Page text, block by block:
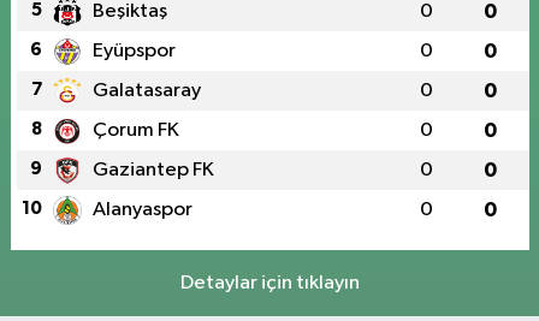
5 Beşiktaş 0 0
6 Eyüpspor 0 0
7 Galatasaray 0 0
8 Çorum FK 0 0
9 Gaziantep FK 0 0
10 Alanyaspor 0 0
Detaylar için tıklayın